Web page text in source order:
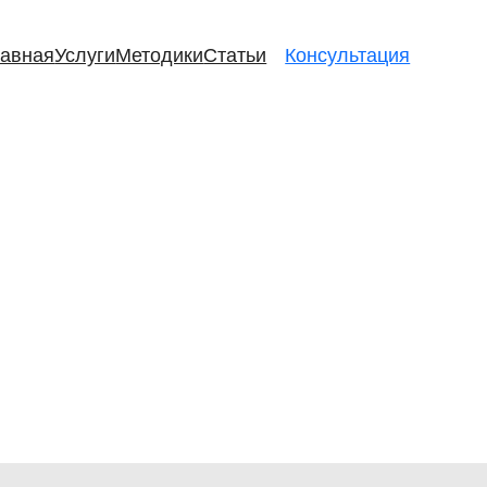
УслугиМетодикиСтатьи Консультация